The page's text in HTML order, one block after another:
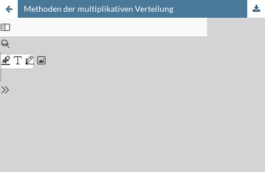
Methoden der multiplikativen Verteilung